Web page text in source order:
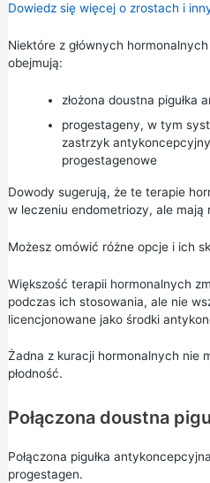
Dowiedz się więcej o zrostach i
Niektóre z głównych
obejmują:
złożona doustna pigułka
progestageny, w tym
zastrzyk antykoncepcyjny
progestagenowe
Dowody sugerują, że te terapie
w leczeniu endometriozy, ale mają
Możesz omówić różne opcje i ich
Większość terapii hormonalnych
podczas ich stosowania, ale nie
licencjonowane jako środki
Żadna z kuracji hormonalnych nie
płodność.
Połączona doustna
Połączona pigułka antykoncepcyjna
progestagen.